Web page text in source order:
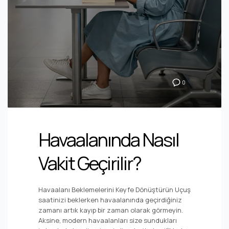
0
Havaalanında Nasıl
Vakit Geçirilir?
Havaalanı Beklemelerini Keyfe Dönüştürün Uçuş
saatinizi beklerken havaalanında geçirdiğiniz
zamanı artık kayıp bir zaman olarak görmeyin.
Aksine, modern havaalanları size sundukları